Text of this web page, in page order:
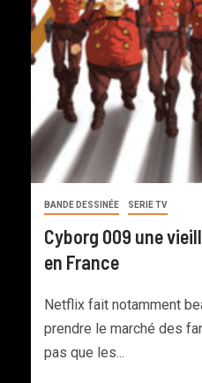
BANDE DESSINÉE SERIE TV
Cyborg 009 une
en France
Netflix fait notamment
prendre le marché des
pas que les...